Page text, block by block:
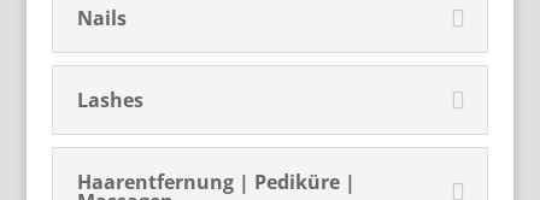
Nails
Lashes
Haarentfernung | Pediküre |